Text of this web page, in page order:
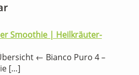
Smoothie | Heilkräuter-
← Bianco Puro 4 –
[…]